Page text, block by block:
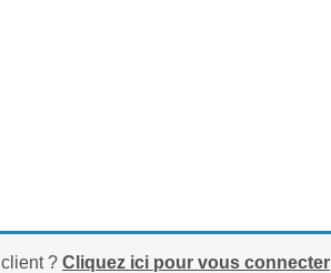
? Cliquez ici pour vous connecter